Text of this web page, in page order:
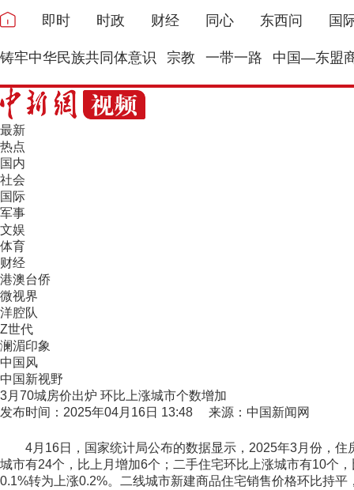
即时 时政 财经 同心 东西问 国
铸牢中华民族共同体意识 宗教 一带一路 中国—东盟
最新
热点
国内
社会
国际
军事
文娱
体育
财经
港澳台侨
微视界
洋腔队
Z世代
澜湄印象
中国风
中国新视野
3月70城房价出炉 环比上涨城市个数增加
发布时间：2025年04月16日 13:48 来源：中国新闻网
4月16日，国家统计局公布的数据显示，2025年3月份，住
城市有24个，比上月增加6个；二手住宅环比上涨城市有10个
0.1%转为上涨0.2%。二线城市新建商品住宅销售价格环比持